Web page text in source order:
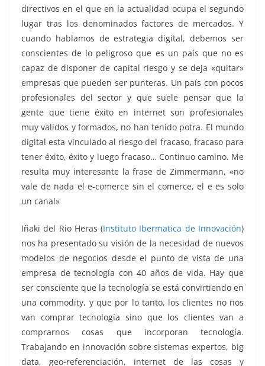
directivos en el que en la actualidad ocupa el segundo
lugar tras los denominados factores de mercados. Y
cuando hablamos de estrategia digital, debemos ser
conscientes de lo peligroso que es un país que no es
capaz de disponer de capital riesgo y se deja «quitar»
empresas que pueden ser punteras. Un país con pocos
profesionales del sector y que suele pensar que la
gente que tiene éxito en internet son profesionales
muy validos y formados, no han tenido potra. El mundo
digital esta vinculado al riesgo del fracaso, fracaso para
tener éxito, éxito y luego fracaso… Continuo camino. Me
resulta muy interesante la frase de Zimmermann, «no
vale de nada el e-comerce sin el comerce, el e es solo
un canal»
Iñaki del Rio Heras (Instituto Ibermatica de Innovación)
nos ha presentado su visión de la necesidad de nuevos
modelos de negocios desde el punto de vista de una
empresa de tecnología con 40 años de vida. Hay que
ser consciente que la tecnología se está convirtiendo en
una commodity, y que por lo tanto, los clientes no nos
van comprar tecnología sino que los clientes van a
comprarnos cosas que incorporan tecnología.
Trabajando en innovación sobre sistemas expertos, big
data, geo-referenciación, internet de las cosas y